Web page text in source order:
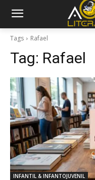
Tags Rafael
Tag: Rafael
INFANTIL & INFANTOJUVENIL